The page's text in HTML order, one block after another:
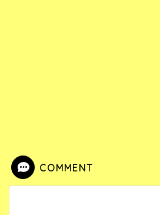
COMMENT